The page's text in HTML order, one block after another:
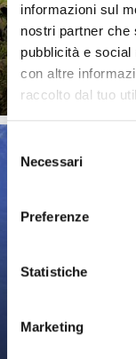
informazioni sul
nostri partner che
pubblicità e
con altre
raccolto dal tuo
delNecessari
Preferenze
Statistiche
Marketing